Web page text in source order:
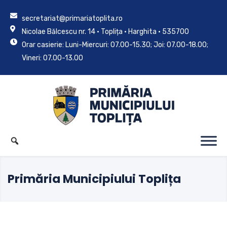
secretariat@primariatoplita.ro
Nicolae Bălcescu nr. 14 • Toplița • Harghita • 535700
Orar casierie: Luni-Miercuri: 07.00-15.30; Joi: 07.00-18.00;
Vineri: 07.00-13.00
Primăria Municipiului Toplița